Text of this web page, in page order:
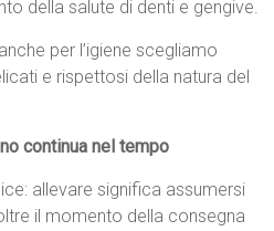
della salute di denti e gengive.
per l’igiene scegliamo
e rispettosi della natura del
continua nel tempo
allevare significa assumersi
il momento della consegna